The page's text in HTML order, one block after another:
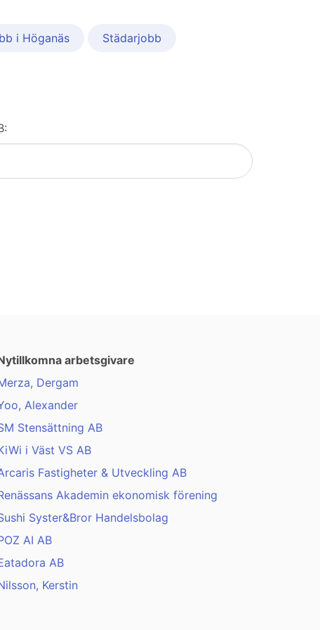
i Höganäs Städarjobb
arbetsgivare
Dergam
Alexander
Stensättning AB
i Väst VS AB
Fastigheter & Utveckling AB
Akademin ekonomisk förening
Syster&Bror Handelsbolag
AI AB
AB
Kerstin